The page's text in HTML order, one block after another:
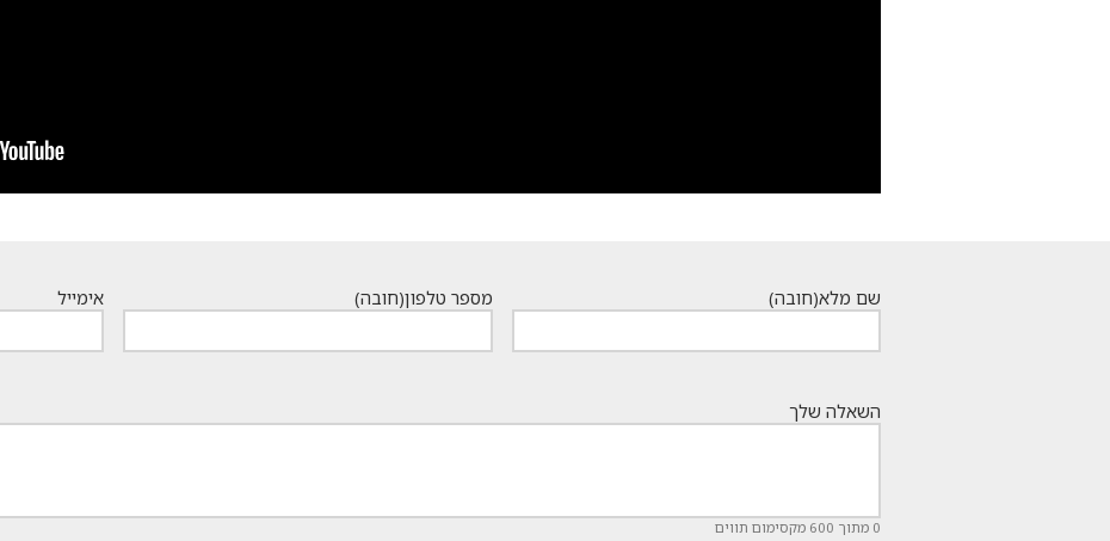
שם מלא(חובה) מספר טלפון(חובה) אימייל
השאלה שלך
0 מתוך 600 מקסימום תווים